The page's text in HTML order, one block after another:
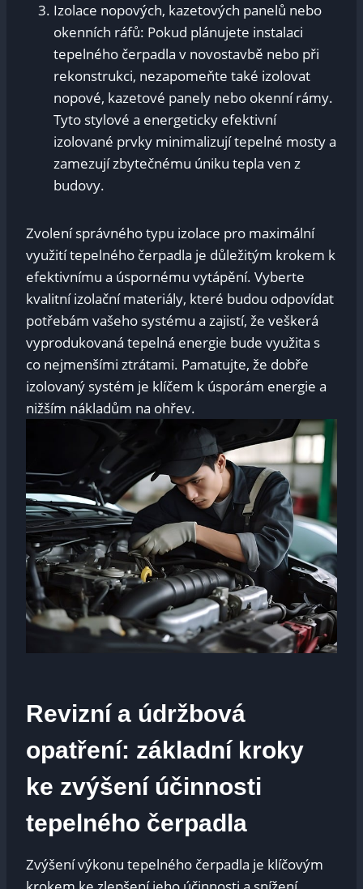
Izolace nopových, kazetových panelů nebo
okenních ráfů: Pokud plánujete instalaci
tepelného čerpadla v novostavbě nebo při
rekonstrukci, nezapomeňte také izolovat
nopové, kazetové panely nebo okenní rámy.
Tyto stylové a energeticky efektivní
izolované prvky minimalizují tepelné mosty a
zamezují zbytečnému úniku tepla ven z
budovy.
Zvolení správného typu izolace pro maximální
využití tepelného čerpadla je důležitým krokem k
efektivnímu a úspornému vytápění. Vyberte
kvalitní izolační materiály, které budou odpovídat
potřebám vašeho systému a zajistí, že veškerá
vyprodukovaná tepelná energie bude využita s
co nejmenšími ztrátami. Pamatujte, že dobře
izolovaný systém je klíčem k úsporám energie a
nižším nákladům na ohřev.
Revizní a údržbová
opatření: základní kroky
ke zvýšení účinnosti
tepelného čerpadla
Zvýšení výkonu tepelného čerpadla je klíčovým